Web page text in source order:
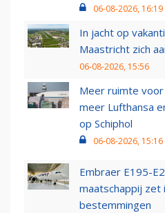
06-08-2026, 16:19
In jacht op
Maastricht zich
06-08-2026, 15:56
Meer ruimte
meer Lufthansa
op Schiphol
06-08-2026, 15:16
Embraer E195-
maatschappij zet
bestemmingen